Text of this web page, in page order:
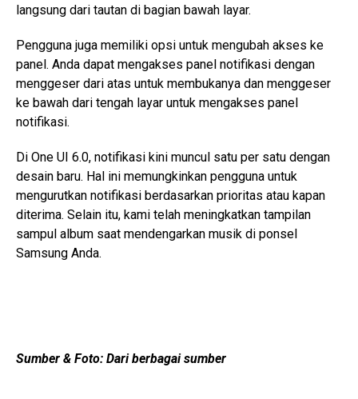
langsung dari tautan di bagian bawah layar.
Pengguna juga memiliki opsi untuk mengubah akses ke
panel. Anda dapat mengakses panel notifikasi dengan
menggeser dari atas untuk membukanya dan menggeser
ke bawah dari tengah layar untuk mengakses panel
notifikasi.
Di One UI 6.0, notifikasi kini muncul satu per satu dengan
desain baru. Hal ini memungkinkan pengguna untuk
mengurutkan notifikasi berdasarkan prioritas atau kapan
diterima. Selain itu, kami telah meningkatkan tampilan
sampul album saat mendengarkan musik di ponsel
Samsung Anda.
Sumber & Foto: Dari berbagai sumber